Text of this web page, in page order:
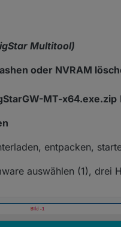
Multitool)
oder NVRAM
MT-x64.exe.zip
entpacken,
auswählen (1), drei